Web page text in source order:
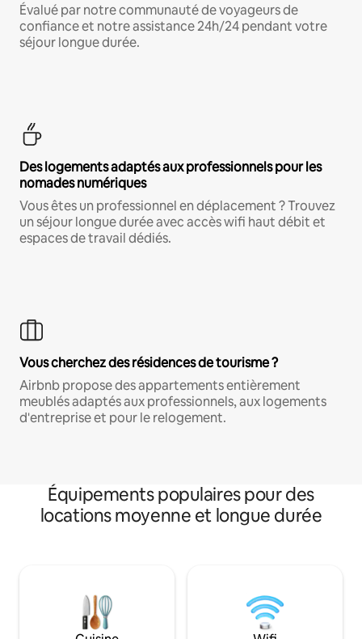
Évalué par notre communauté de voyageurs de
confiance et notre assistance 24h/24 pendant votre
séjour longue durée.
Des logements adaptés aux professionnels pour les
nomades numériques
Vous êtes un professionnel en déplacement ? Trouvez
un séjour longue durée avec accès wifi haut débit et
espaces de travail dédiés.
Vous cherchez des résidences de tourisme ?
Airbnb propose des appartements entièrement
meublés adaptés aux professionnels, aux logements
d'entreprise et pour le relogement.
Équipements populaires pour des
locations moyenne et longue durée